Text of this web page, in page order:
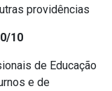
providências
10
de Educação
e de